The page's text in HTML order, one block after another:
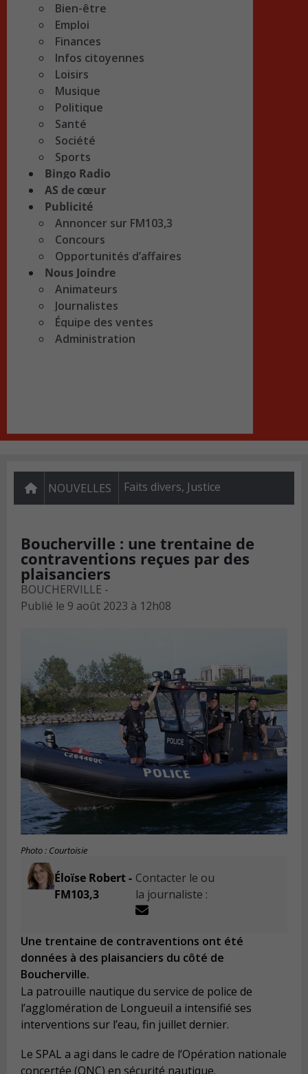
Bien-être
Emploi
Finances
Infos citoyennes
Loisirs
Musique
Politique
Santé
Société
Sports
Bingo Radio
AS de cœur
Publicité
Annoncer sur FM103,3
Concours
Opportunités d’affaires
Nous Joindre
Animateurs
Journalistes
Équipe des ventes
Administration
NOUVELLES Faits divers, Justice
Boucherville : une trentaine de
contraventions reçues par des
plaisanciers
BOUCHERVILLE -
Publié le 9 août 2023 à 12h08
Photo : Courtoisie
Éloïse Robert -
FM103,3
Contacter le ou
la journaliste :
Une trentaine de contraventions ont été
données à des plaisanciers du côté de
Boucherville.
La patrouille nautique du service de police de
l’agglomération de Longueuil a intensifié ses
interventions sur l’eau, fin juillet dernier.
Le SPAL a agi dans le cadre de l’Opération nationale
concertée (ONC) en sécurité nautique.